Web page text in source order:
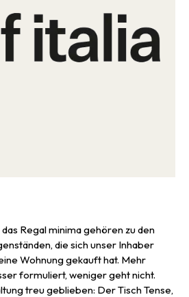
Regal minima gehören zu den
die sich unser Inhaber
Wohnung gekauft hat. Mehr
formuliert, weniger geht nicht.
treu geblieben: Der Tisch Tense,